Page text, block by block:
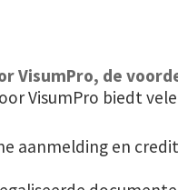
VisumPro, de
VisumPro biedt
aanmelding en